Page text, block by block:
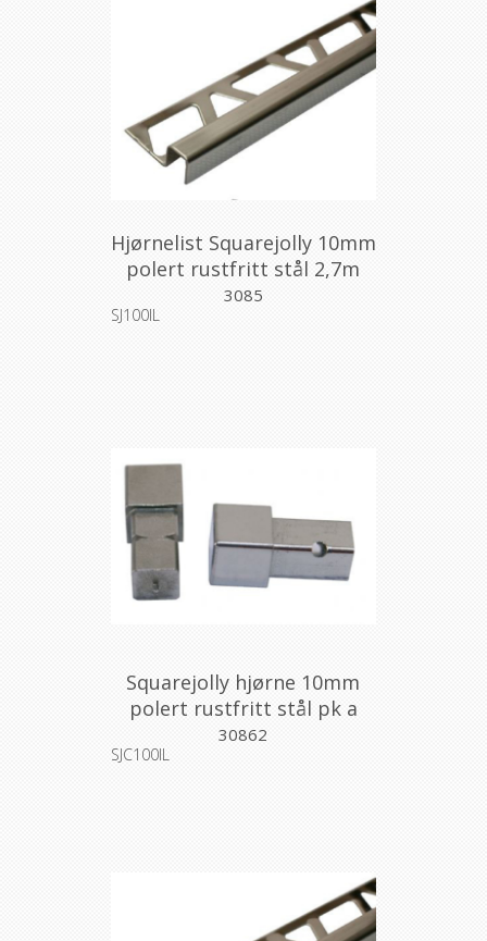
Hjørnelist Squarejolly 10mm
polert rustfritt stål 2,7m
3085
SJ100IL
Squarejolly hjørne 10mm
polert rustfritt stål pk a
2stk
30862
SJC100IL